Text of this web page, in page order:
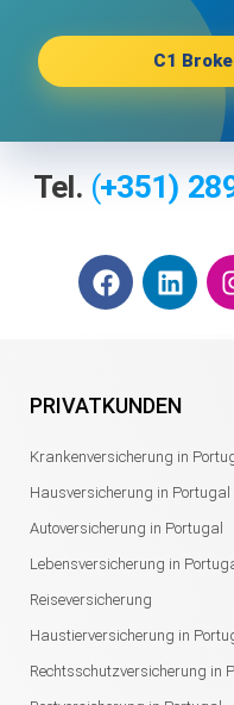
C1
Tel. (+351) 2
F
a
o
k
L
i
d
n
PRIVATKUNDEN
Krankenversicherung in
Hausversicherung in Portugal
Autoversicherung in Portugal
Lebensversicherung in
Reiseversicherung
Haustierversicherung in
Rechtsschutzversicherung in